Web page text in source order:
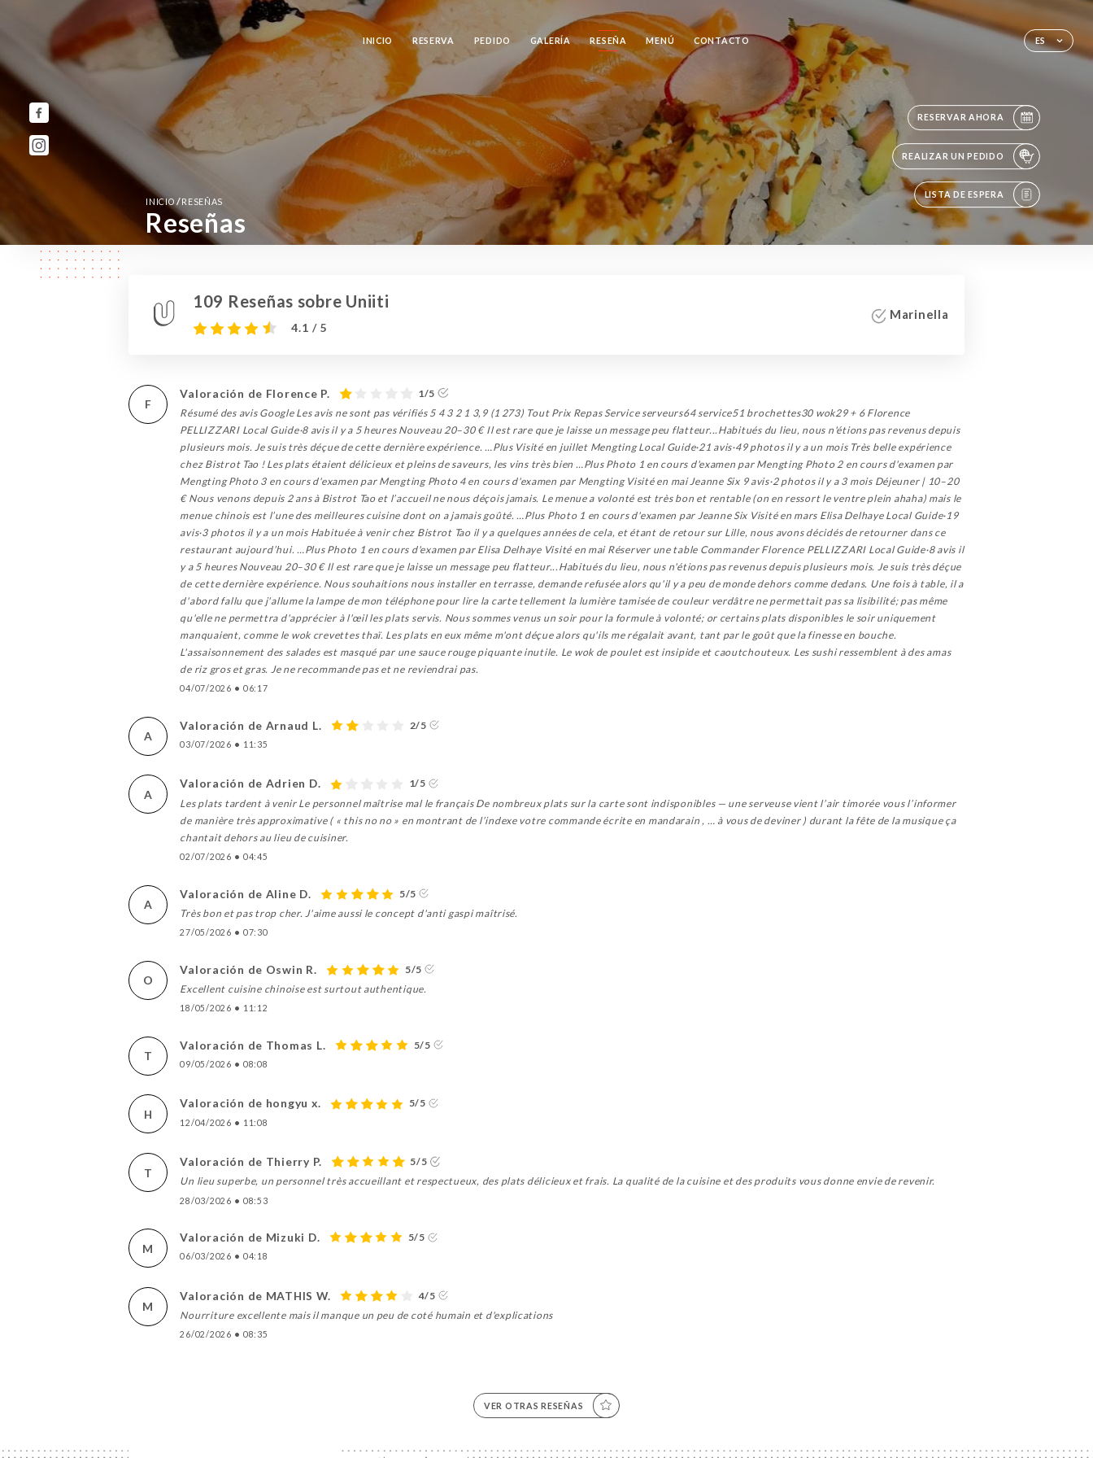
ES
INICIO RESERVA PEDIDO GALERÍA RESEÑA MENÚ CONTACTO
RESERVAR AHORA
REALIZAR UN PEDIDO
LISTA DE ESPERA
INICIO/ RESEÑAS
Reseñas
109 Reseñas sobre Uniiti
4.1 / 5
Marinella
F
Valoración de Florence P.
1/5
Résumé des avis Google Les avis ne sont pas vérifiés 5 4 3 2 1 3,9 (1 273) Tout Prix Repas Service serveurs64 service51 brochettes30 wok29 + 6 Florence
PELLIZZARI Local Guide·8 avis il y a 5 heures Nouveau 20–30 € Il est rare que je laisse un message peu flatteur...Habitués du lieu, nous n'étions pas revenus depuis
plusieurs mois. Je suis très déçue de cette dernière expérience. …Plus Visité en juillet Mengting Local Guide·21 avis·49 photos il y a un mois Très belle expérience
chez Bistrot Tao ! Les plats étaient délicieux et pleins de saveurs, les vins très bien …Plus Photo 1 en cours d'examen par Mengting Photo 2 en cours d'examen par
Mengting Photo 3 en cours d'examen par Mengting Photo 4 en cours d'examen par Mengting Visité en mai Jeanne Six 9 avis·2 photos il y a 3 mois Déjeuner | 10–20
€ Nous venons depuis 2 ans à Bistrot Tao et l’accueil ne nous déçois jamais. Le menue a volonté est très bon et rentable (on en ressort le ventre plein ahaha) mais le
menue chinois est l’une des meilleures cuisine dont on a jamais goûté. …Plus Photo 1 en cours d'examen par Jeanne Six Visité en mars Elisa Delhaye Local Guide·19
avis·3 photos il y a un mois Habituée à venir chez Bistrot Tao il y a quelques années de cela, et étant de retour sur Lille, nous avons décidés de retourner dans ce
restaurant aujourd’hui. …Plus Photo 1 en cours d'examen par Elisa Delhaye Visité en mai Réserver une table Commander Florence PELLIZZARI Local Guide·8 avis il
y a 5 heures Nouveau 20–30 € Il est rare que je laisse un message peu flatteur...Habitués du lieu, nous n'étions pas revenus depuis plusieurs mois. Je suis très déçue
de cette dernière expérience. Nous souhaitions nous installer en terrasse, demande refusée alors qu'il y a peu de monde dehors comme dedans. Une fois à table, il a
d'abord fallu que j'allume la lampe de mon téléphone pour lire la carte tellement la lumière tamisée de couleur verdâtre ne permettait pas sa lisibilité; pas même
qu'elle ne permettra d'apprécier à l'œil les plats servis. Nous sommes venus un soir pour la formule à volonté; or certains plats disponibles le soir uniquement
manquaient, comme le wok crevettes thaï. Les plats en eux même m'ont déçue alors qu'ils me régalait avant, tant par le goût que la finesse en bouche.
L'assaisonnement des salades est masqué par une sauce rouge piquante inutile. Le wok de poulet est insipide et caoutchouteux. Les sushi ressemblent à des amas
de riz gros et gras. Je ne recommande pas et ne reviendrai pas.
04/07/2026 • 06:17
A
Valoración de Arnaud L. 2/5
03/07/2026 • 11:35
A
Valoración de Adrien D.
1/5
Les plats tardent à venir Le personnel maîtrise mal le français De nombreux plats sur la carte sont indisponibles — une serveuse vient l’air timorée vous l’informer
de manière très approximative ( « this no no » en montrant de l’indexe votre commande écrite en mandarain , … à vous de deviner ) durant la fête de la musique ça
chantait dehors au lieu de cuisiner.
02/07/2026 • 04:45
A
Valoración de Aline D.
5/5
Très bon et pas trop cher. J'aime aussi le concept d'anti gaspi maîtrisé.
27/05/2026 • 07:30
O
Valoración de Oswin R.
5/5
Excellent cuisine chinoise est surtout authentique.
18/05/2026 • 11:12
T
Valoración de Thomas L. 5/5
09/05/2026 • 08:08
H
Valoración de hongyu x. 5/5
12/04/2026 • 11:08
T
Valoración de Thierry P.
5/5
Un lieu superbe, un personnel très accueillant et respectueux, des plats délicieux et frais. La qualité de la cuisine et des produits vous donne envie de revenir.
28/03/2026 • 08:53
M
Valoración de Mizuki D. 5/5
06/03/2026 • 04:18
M
Valoración de MATHIS W.
4/5
Nourriture excellente mais il manque un peu de coté humain et d'explications
26/02/2026 • 08:35
VER OTRAS RESEÑAS